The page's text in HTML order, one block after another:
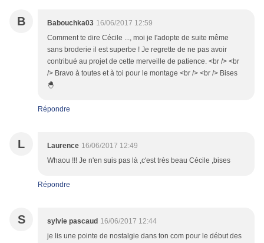
B Babouchka03 16/06/2017 12:59
Comment te dire Cécile ..., moi je l'adopte de suite même
sans broderie il est superbe ! Je regrette de ne pas avoir
contribué au projet de cette merveille de patience. <br /> <br
/> Bravo à toutes et à toi pour le montage <br /> <br /> Bises
🐣
Répondre
L Laurence 16/06/2017 12:49
Whaou !!! Je n'en suis pas là ,c'est très beau Cécile ,bises
Répondre
S sylvie pascaud 16/06/2017 12:44
je lis une pointe de nostalgie dans ton com pour le début des